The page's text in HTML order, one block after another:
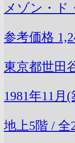
メゾン・ド
参考価格
東京都世田
1981年11月
地上5階 / 全